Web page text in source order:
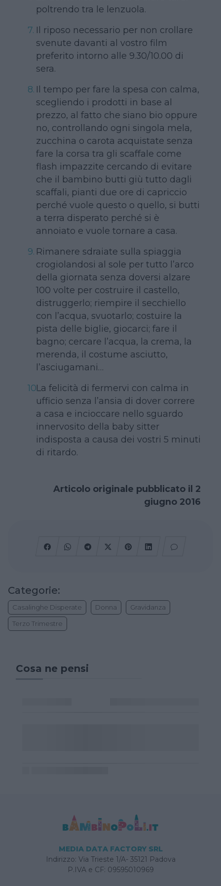
poltrendo tra le lenzuola.
Il riposo necessario per non crollare
svenute davanti al vostro film
preferito intorno alle 9.30/10.00 di
sera.
Il tempo per fare la spesa con calma,
scegliendo i prodotti in base al
prezzo, al fatto che siano bio oppure
no, controllando ogni singola mela,
zucchina o carota acquistate senza
fare la corsa tra gli scaffale come
flash impazzite cercando di evitare
che il bambino butti giù tutto dagli
scaffali, pianti due ore di capriccio
perché vuole questo o quello, si butti
a terra disperato perché si è
annoiato e vuole tornare a casa.
Rimanere sdraiate sulla spiaggia
crogiolandosi al sole per tutto l’arco
della giornata senza doversi alzare
100 volte per costruire il castello,
distruggerlo; riempire il secchiello
con l’acqua, svuotarlo; costuire la
pista delle biglie, giocarci; fare il
bagno; cercare l’acqua, la crema, la
merenda, il costume asciutto,
l’asciugamani…
La felicità di fermervi con calma in
ufficio senza l’ansia di dover correre
a casa e incioccare nello sguardo
innervosito della baby sitter
indisposta a causa dei vostri 5 minuti
di ritardo.
Articolo originale pubblicato il 2
giugno 2016
Categorie:
Casalinghe Disperate Donna Gravidanza
Terzo Trimestre
Cosa ne pensi
MEDIA DATA FACTORY SRL
Indirizzo: Via Trieste 1/A- 35121 Padova
P.IVA e CF: 09595010969